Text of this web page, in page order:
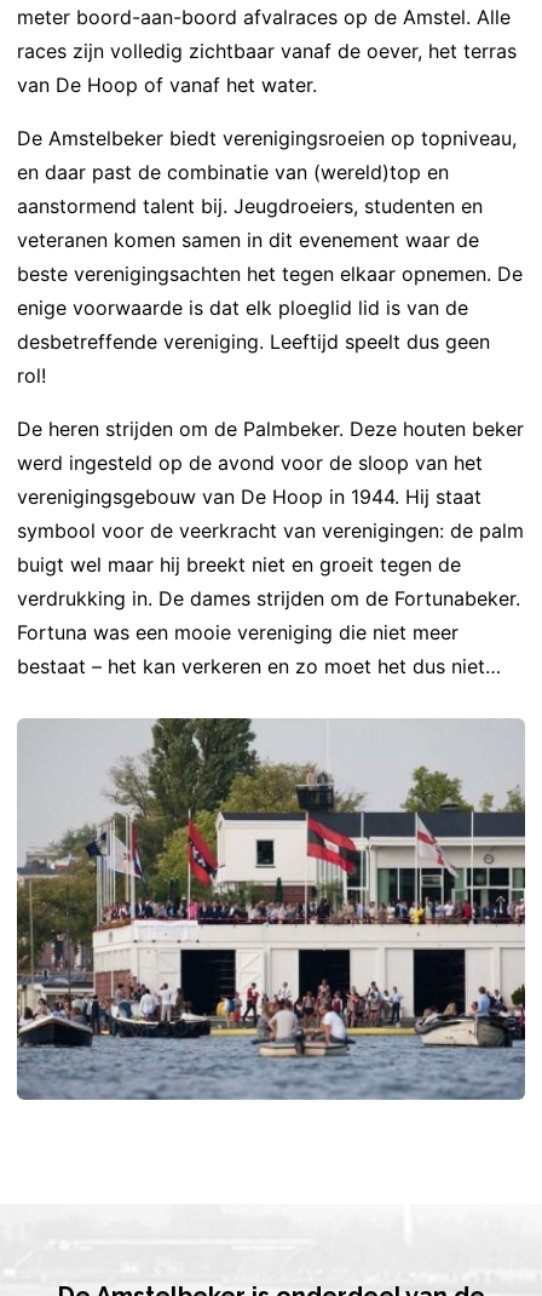
meter boord-aan-boord afvalraces op de Amstel. Alle
races zijn volledig zichtbaar vanaf de oever, het terras
van De Hoop of vanaf het water.
De Amstelbeker biedt verenigingsroeien op topniveau,
en daar past de combinatie van (wereld)top en
aanstormend talent bij. Jeugdroeiers, studenten en
veteranen komen samen in dit evenement waar de
beste verenigingsachten het tegen elkaar opnemen. De
enige voorwaarde is dat elk ploeglid lid is van de
desbetreffende vereniging. Leeftijd speelt dus geen
rol!
De heren strijden om de Palmbeker. Deze houten beker
werd ingesteld op de avond voor de sloop van het
verenigingsgebouw van De Hoop in 1944. Hij staat
symbool voor de veerkracht van verenigingen: de palm
buigt wel maar hij breekt niet en groeit tegen de
verdrukking in. De dames strijden om de Fortunabeker.
Fortuna was een mooie vereniging die niet meer
bestaat – het kan verkeren en zo moet het dus niet…